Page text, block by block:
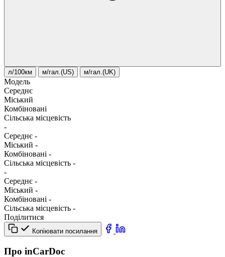
л/100км м/гал.(US) м/гал.(UK)
Модель
Середнє
Міський
Комбіновані
Сільська місцевість
-
Середнє -
Міський -
Комбіновані -
Сільська місцевість -
-
Середнє -
Міський -
Комбіновані -
Сільська місцевість -
Поділитися
Копіювати посилання
Про inCarDoc